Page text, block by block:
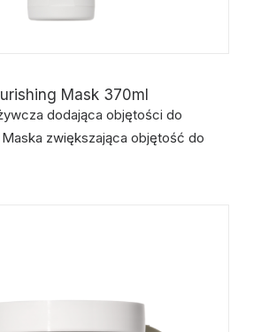
Mask 370ml
dodająca objętości do
zwiększająca objętość do